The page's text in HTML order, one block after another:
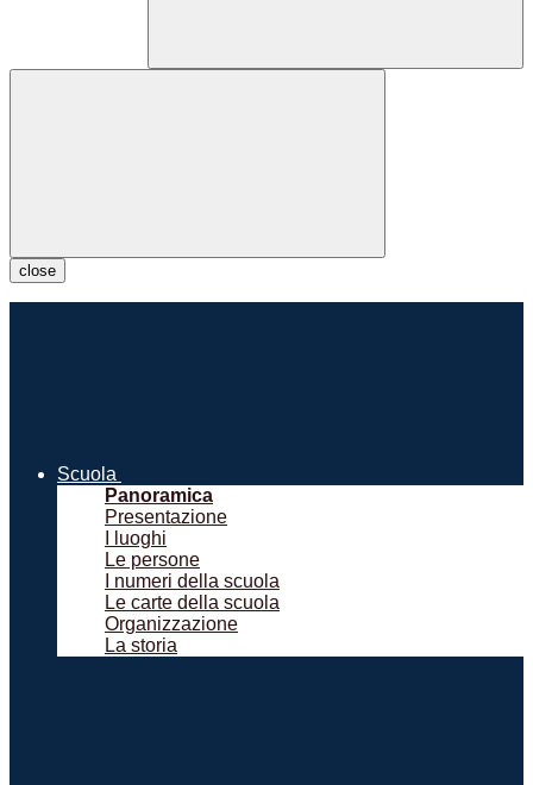
close
Scuola
Panoramica
Presentazione
I luoghi
Le persone
I numeri della scuola
Le carte della scuola
Organizzazione
La storia